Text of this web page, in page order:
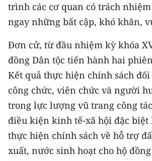
Media Xã hội
Media Du lịch
Media Thế giới
Media Thể thao
Media Giáo dục
Media Y tế
trình các cơ quan có trách
ngay những bất cập, khó khăn,
Đơn cử, từ đầu nhiệm kỳ khóa
đồng Dân tộc tiến hành hai
Kết quả thực hiện chính sách
công chức, viên chức và người
trong lực lượng vũ trang công
điều kiện kinh tế-xã hội đặc biệt
thực hiện chính sách về hỗ trợ
xuất, nước sinh hoạt cho hộ